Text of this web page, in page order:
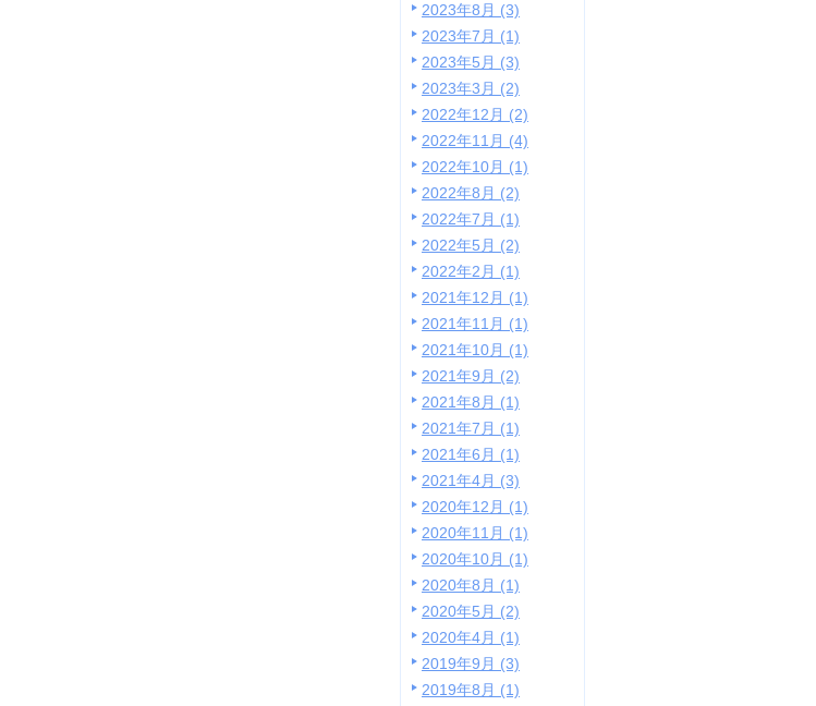
2023年8月 (3)
2023年7月 (1)
2023年5月 (3)
2023年3月 (2)
2022年12月 (2)
2022年11月 (4)
2022年10月 (1)
2022年8月 (2)
2022年7月 (1)
2022年5月 (2)
2022年2月 (1)
2021年12月 (1)
2021年11月 (1)
2021年10月 (1)
2021年9月 (2)
2021年8月 (1)
2021年7月 (1)
2021年6月 (1)
2021年4月 (3)
2020年12月 (1)
2020年11月 (1)
2020年10月 (1)
2020年8月 (1)
2020年5月 (2)
2020年4月 (1)
2019年9月 (3)
2019年8月 (1)